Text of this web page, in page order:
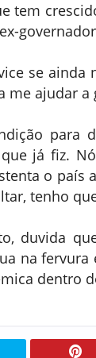
tem
se
ajudar a
para
já fiz.
o país
tenho
duvida
na
dentro